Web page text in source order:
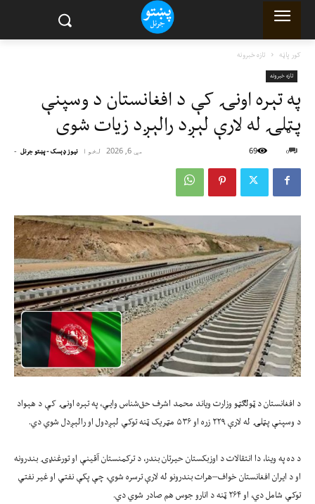
کور پاڼه تازه خبرونه
تازه خبرونه
په تېره اونۍ کې د افغانستان د وسپنې
پټلۍ له لارې لېږد رالېږد زیات شوی
لخوا نیوز ډېسک - پښتو جرنل - مې 6, 2026 0
69
د افغانستان د ټولګټو وزارت ویاند محمد اشرف حق‌شناس وايي، په تېره اونۍ کې د هېواد
د وسپنې پټلۍ له لارې ۲۲۹ زره او ۵۳۶ مټریک ټنه توکي لېږدول او رالېږدل شوي دي.
د ده په وینا، دا انتقالات د اوزبکستان حیرتان بندر، د ترکمنستان آقینې او تورغنډۍ بندرونه
او د ایران افغانستان خواف–هرات بندرونو له لارې ترسره شوي، چې پکې نفتي او غیر نفتي
توکي شامل دي، او ۲۶۴ ټنه د انارو جوس هم صادر شوي دي.